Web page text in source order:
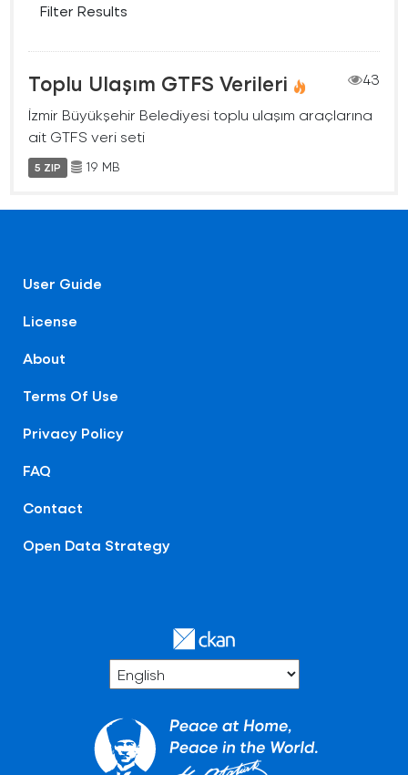
Filter Results
Toplu Ulaşım GTFS Verileri
43
İzmir Büyükşehir Belediyesi toplu ulaşım araçlarına
ait GTFS veri seti
5 ZIP 19 MB
User Guide
License
About
Terms Of Use
Privacy Policy
FAQ
Contact
Open Data Strategy